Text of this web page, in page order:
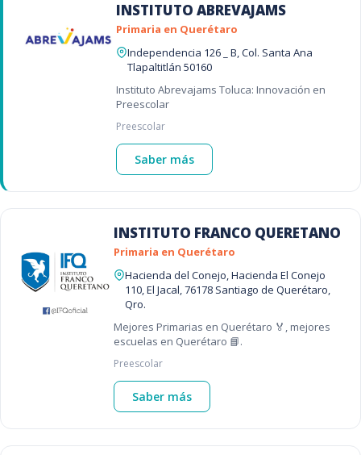
INSTITUTO ABREVAJAMS
Primaria en Querétaro
Independencia 126 _ B, Col. Santa Ana
Tlapaltitlán 50160
Instituto Abrevajams Toluca: Innovación en
Preescolar
Preescolar
Saber más
INSTITUTO FRANCO QUERETANO
Primaria en Querétaro
Hacienda del Conejo, Hacienda El Conejo
110, El Jacal, 76178 Santiago de Querétaro,
Qro.
Mejores Primarias en Querétaro 🏅, mejores
escuelas en Querétaro 📘.
Preescolar
Saber más